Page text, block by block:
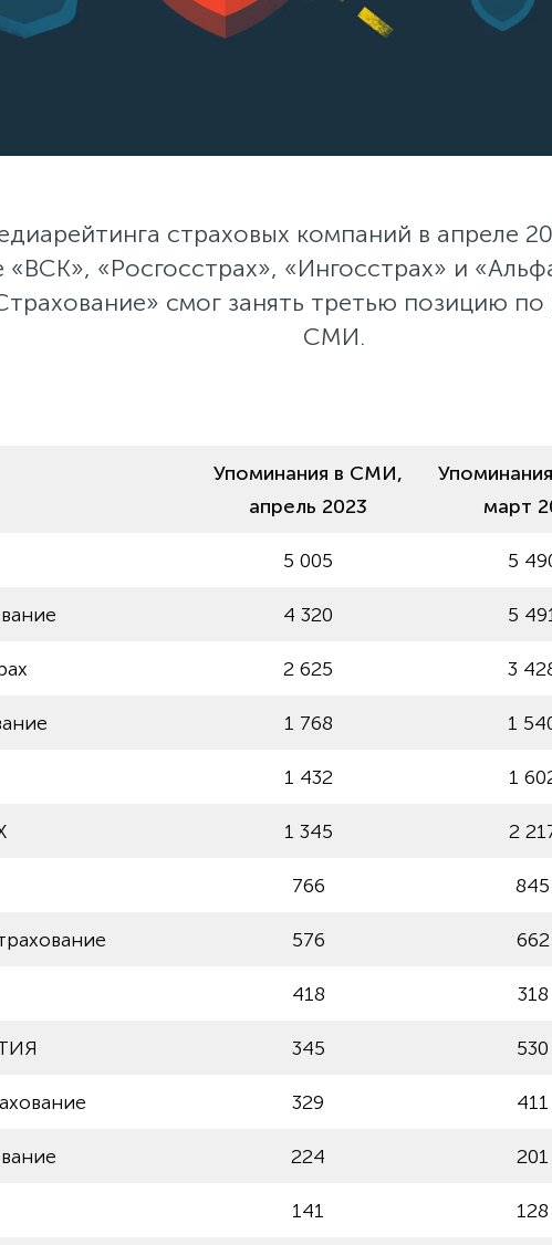
страховых компаний в апреле
«ВСК», «Росгосстрах», «Ингосстрах» и
смог занять третью позицию
СМИ.
Упоминания в СМИ,
апрель 2023
март
5 005 5
4 320 5
2 625 3
1 768 1
1 432 1
1 345 2
766 845
576 662
418 318
345 530
329 411
224 201
141 128